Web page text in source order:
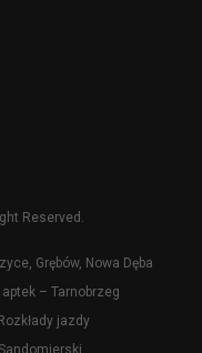
Reserved.
Grębów, Nowa Dęba
aptek – Tarnobrzeg
Rozkłady jazdy